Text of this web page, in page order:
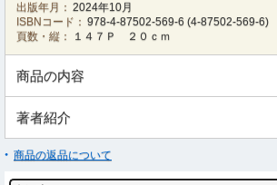
出版年月： 2024年10月
ISBNコード： 978-4-87502-569-6 (4-87502-569-6)
頁数・縦：
１４７Ｐ ２０ｃｍ
商品の内容
著者紹介
商品の返品について